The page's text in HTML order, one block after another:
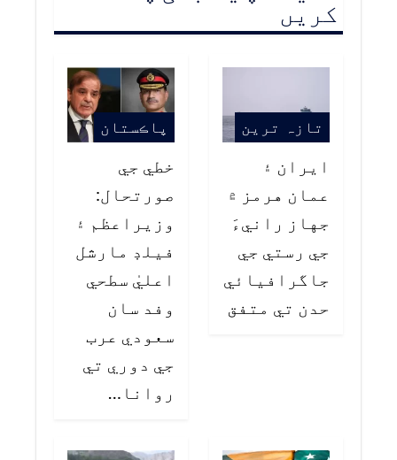
کریں
تازہ ترین
ايران ۽
عمان هرمز ۾
جهاز رانيءَ
جي رستي جي
جاگرافيائي
حدن تي متفق
پاڪستان
خطي جي
صورتحال:
وزيراعظم ۽
فيلڊ مارشل
اعليٰ سطحي
وفد سان
سعودي عرب
جي دوري تي
روانا…